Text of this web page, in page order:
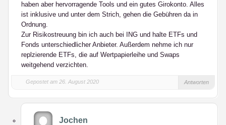
haben aber hervorragende Tools und ein gutes Girokonto. Alles
ist inklusive und unter dem Strich, gehen die Gebühren da in
Ordnung.
Zur Risikostreuung bin ich auch bei ING und halte ETFs und
Fonds unterschiedlicher Anbieter. Außerdem nehme ich nur
replzierende ETFs, die auf Wertpapierleihe und Swaps
weitgehend verzichten.
Gepostet am 26. August 2020 Antworten
Jochen